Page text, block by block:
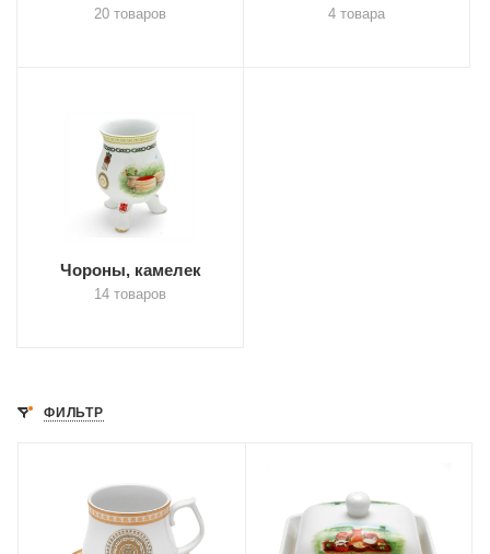
20 товаров 4 товара
Чороны, камелек
14 товаров
ФИЛЬТР